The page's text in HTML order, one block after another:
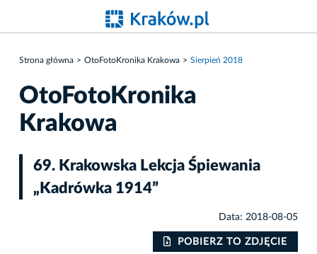
Strona główna OtoFotoKronika Krakowa Sierpień 2018
OtoFotoKronika
Krakowa
69. Krakowska Lekcja Śpiewania
„Kadrówka 1914”
Data: 2018-08-05
POBIERZ TO ZDJĘCIE